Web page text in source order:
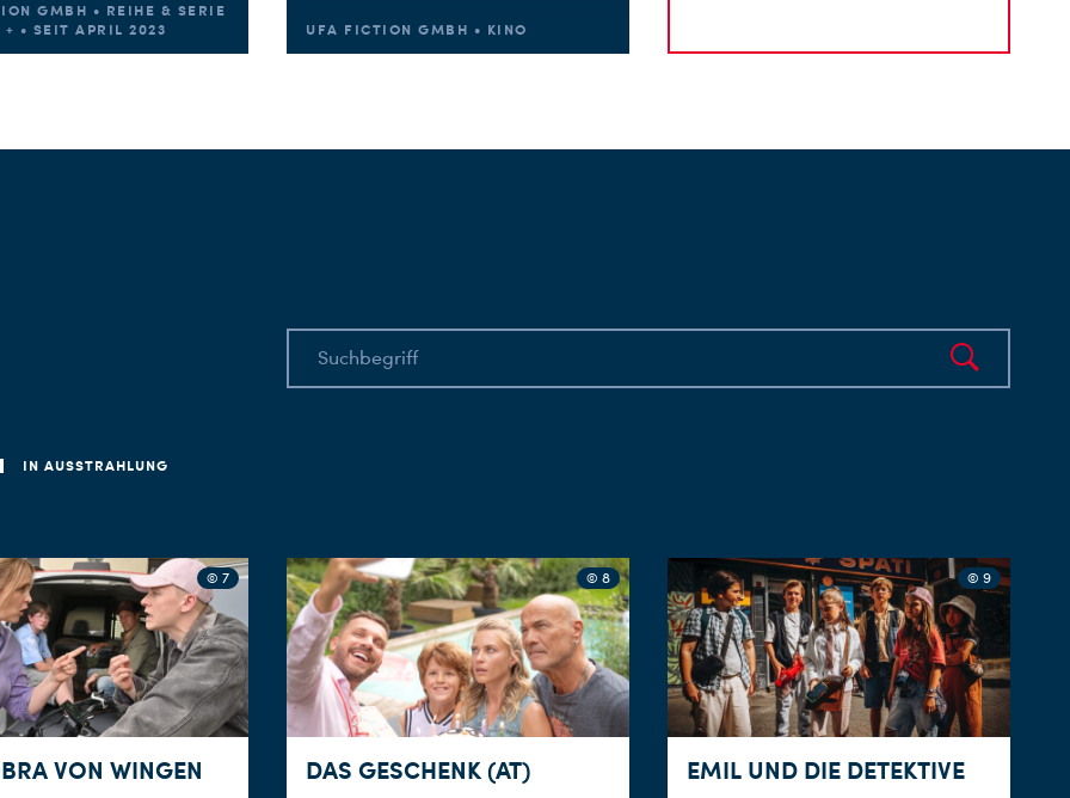
GMBH • REIHE & SERIE
+ • SEIT APRIL 2023
UFA FICTION GMBH • KINO
IN AUSSTRAHLUNG
© 7
VON WINGEN
© 8
DAS GESCHENK (AT)
© 9
EMIL UND DIE DETEKTIVE